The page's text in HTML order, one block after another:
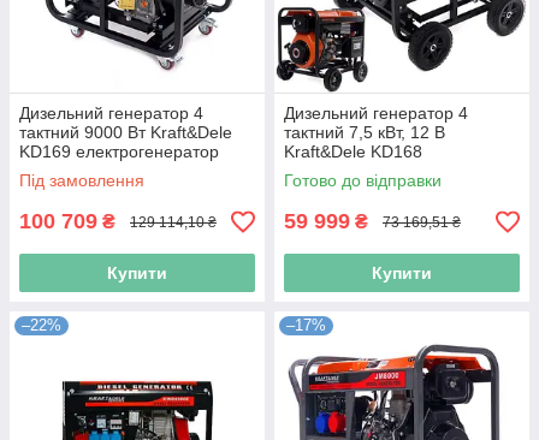
Дизельний генератор 4
тактний 9000 Вт Kraft&Dele
KD169 електрогенератор
дизельний
Під замовлення
100 709 ₴ 129 114,10 ₴
Купити
Дизельний генератор 4
тактний 7,5 кВт, 12 В
Kraft&Dele KD168
електрогенератор дизельний
Готово до відправки
59 999 ₴ 73 169,51 ₴
Купити
–22% –17%